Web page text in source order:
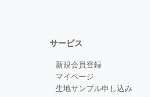
サービス
新規会員登録
マイページ
生地サンプル申し込み